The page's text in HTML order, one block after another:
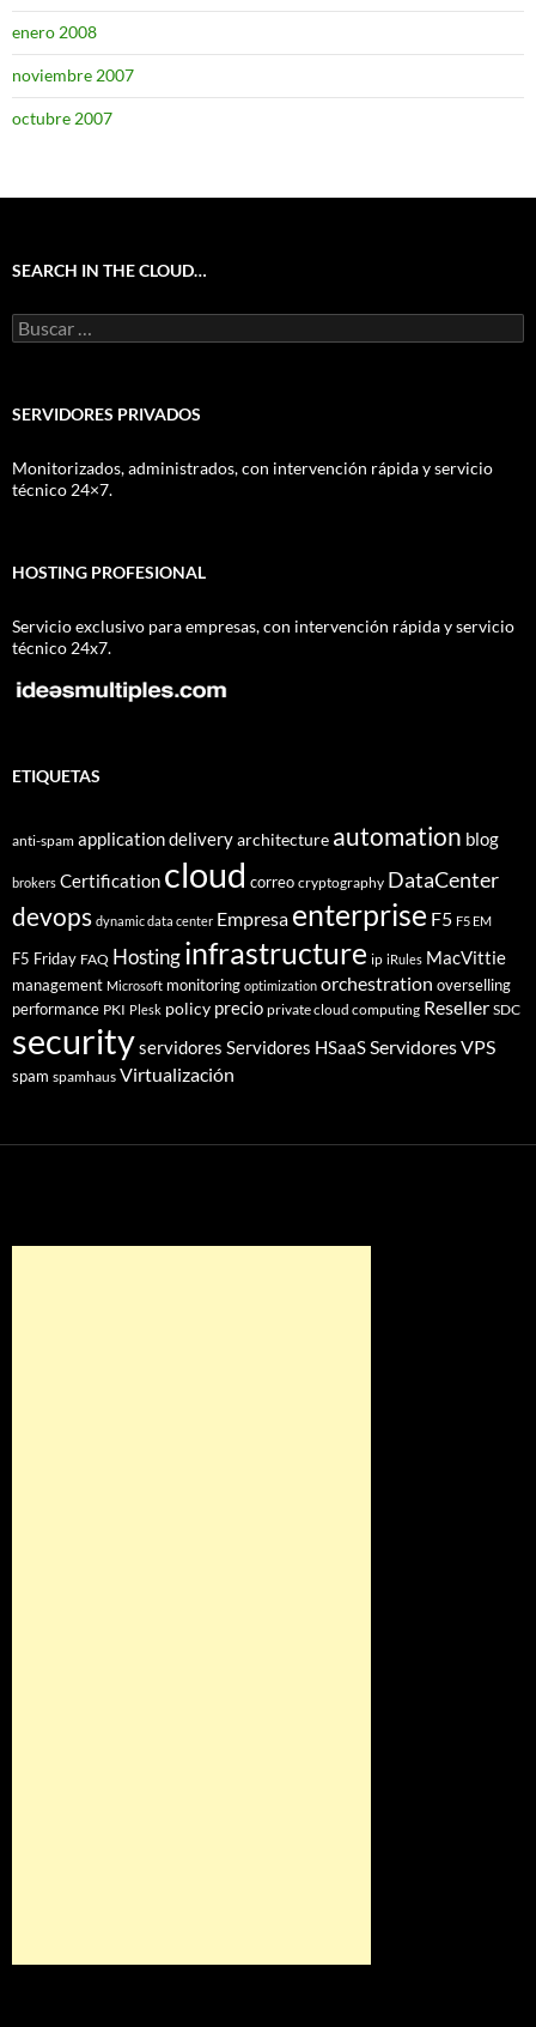
enero 2008
noviembre 2007
octubre 2007
SEARCH IN THE CLOUD…
Buscar:
SERVIDORES PRIVADOS
Monitorizados, administrados, con intervención rápida y servicio
técnico 24×7.
HOSTING PROFESIONAL
Servicio exclusivo para empresas, con intervención rápida y servicio
técnico 24x7.
ETIQUETAS
anti-spam application deliveryarchitecture automation blog
brokers Certification cloud correo cryptography DataCenter
devops dynamic data center Empresa enterprise F5 F5 EM
F5 Friday FAQ Hostinginfrastructure ip iRules MacVittie
management Microsoft monitoring optimization orchestration overselling
performance PKI Plesk policy precio private cloud computing Reseller SDC
securityservidores Servidores HSaaSServidores VPS
spam spamhaus Virtualización